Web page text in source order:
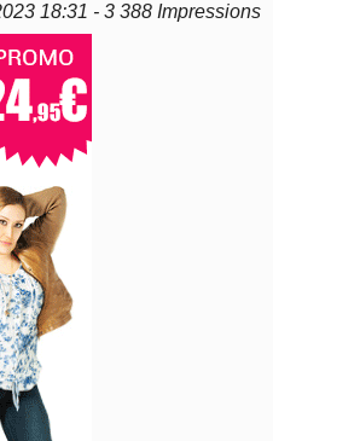
18:31 - 3 388 Impressions